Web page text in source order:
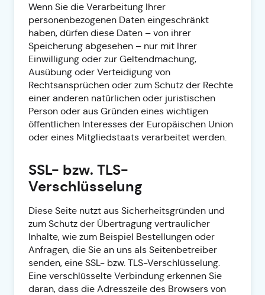
Wenn Sie die Verarbeitung Ihrer
personenbezogenen Daten eingeschränkt
haben, dürfen diese Daten – von ihrer
Speicherung abgesehen – nur mit Ihrer
Einwilligung oder zur Geltendmachung,
Ausübung oder Verteidigung von
Rechtsansprüchen oder zum Schutz der Rechte
einer anderen natürlichen oder juristischen
Person oder aus Gründen eines wichtigen
öffentlichen Interesses der Europäischen Union
oder eines Mitgliedstaats verarbeitet werden.
SSL- bzw. TLS-
Verschlüsselung
Diese Seite nutzt aus Sicherheitsgründen und
zum Schutz der Übertragung vertraulicher
Inhalte, wie zum Beispiel Bestellungen oder
Anfragen, die Sie an uns als Seitenbetreiber
senden, eine SSL- bzw. TLS-Verschlüsselung.
Eine verschlüsselte Verbindung erkennen Sie
daran, dass die Adresszeile des Browsers von